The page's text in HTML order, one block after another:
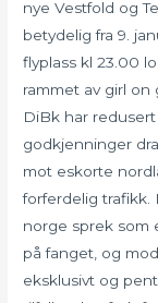
nye Vestfold og
betydelig fra 9.
flyplass kl 23.00
rammet av girl on
DiBk har
godkjenninger
mot eskorte
forferdelig trafikk.
norge sprek som
på fanget, og
eksklusivt og